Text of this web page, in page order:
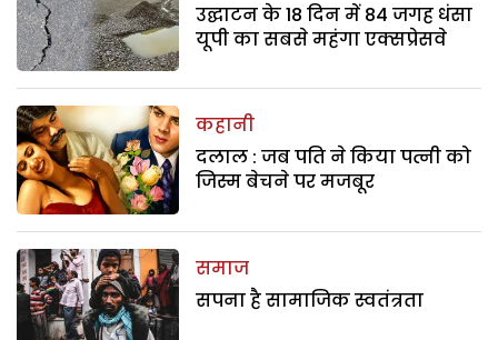
उद्घाटन के 18 दिन में 84 जगह धंसा
यूपी का सबसे महंगा एक्सप्रेसवे
कहानी
दलाल : जब पति ने किया पत्नी को
जिस्म बेचने पर मजबूर
समाज
सपना है सामाजिक स्वतंत्रता